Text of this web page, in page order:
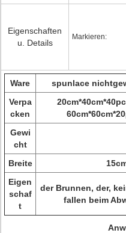
Eigenschaften
u. Details
Markieren:
Ware
spunlace
Verpa
cken
Gewi
cht
Breite
Eigen
schaf
t
der Brunnen, der,
fallen beim